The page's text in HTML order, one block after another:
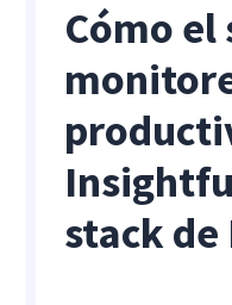
Cómo
stack de